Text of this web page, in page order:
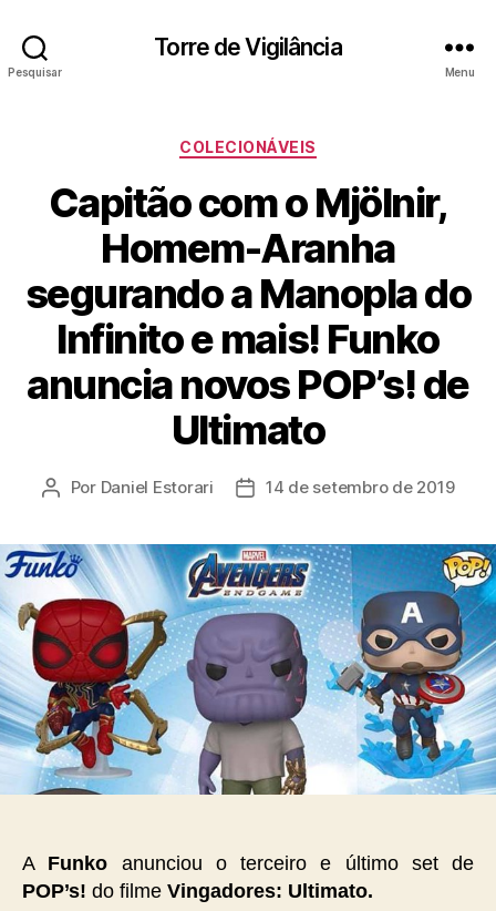
Pesquisar
Torre de Vigilância
Menu
Categorias
COLECIONÁVEIS
Capitão com o Mjölnir,
Homem-Aranha
segurando a Manopla do
Infinito e mais! Funko
anuncia novos POP’s! de
Ultimato
Autor
Por Daniel Estorari
Data14 de setembro de 2019
A Funko anunciou o terceiro e último set de
POP’s! do filme Vingadores: Ultimato.